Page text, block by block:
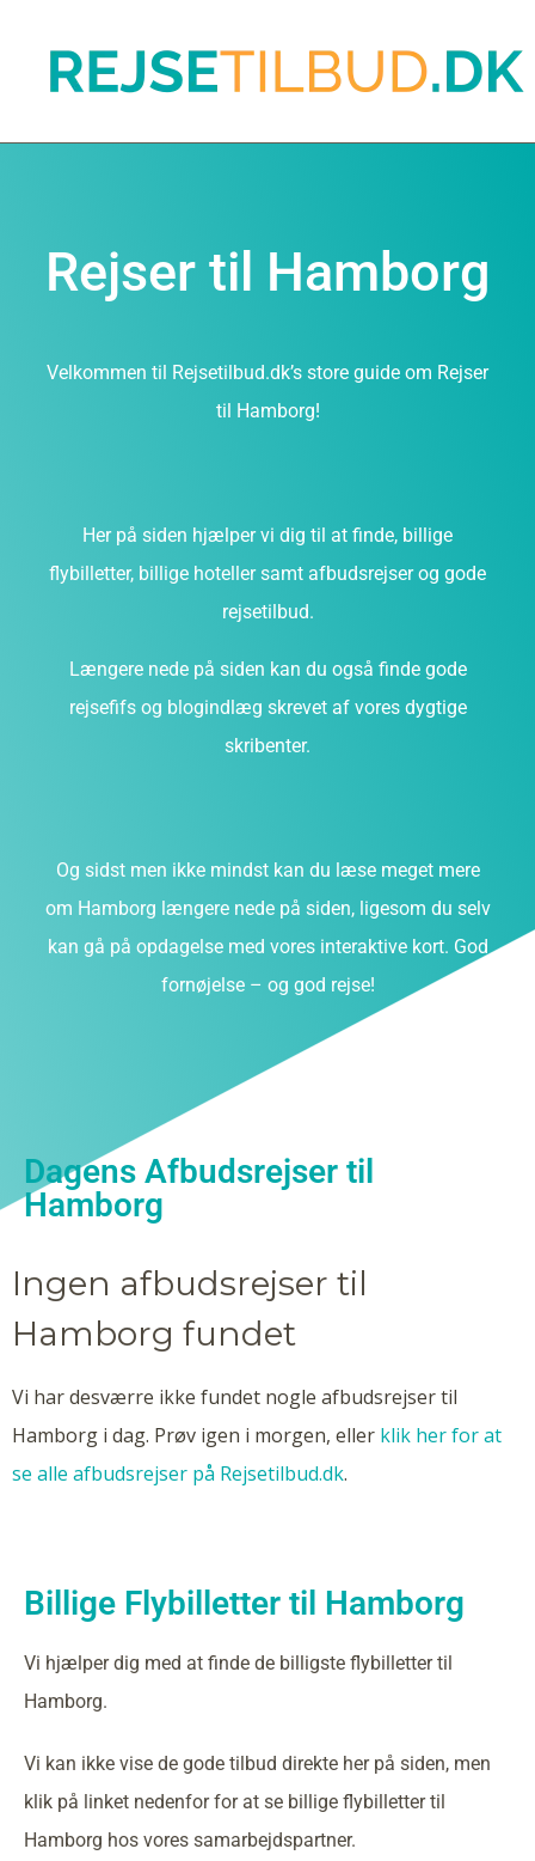
Rejser til Hamborg
Velkommen til Rejsetilbud.dk’s store guide om Rejser
til Hamborg!
Her på siden hjælper vi dig til at finde, billige
flybilletter, billige hoteller samt afbudsrejser og gode
rejsetilbud.
Længere nede på siden kan du også finde gode
rejsefifs og blogindlæg skrevet af vores dygtige
skribenter.
Og sidst men ikke mindst kan du læse meget mere
om Hamborg længere nede på siden, ligesom du selv
kan gå på opdagelse med vores interaktive kort. God
fornøjelse – og god rejse!
Dagens Afbudsrejser til
Hamborg
Ingen afbudsrejser til
Hamborg fundet
Vi har desværre ikke fundet nogle afbudsrejser til
Hamborg i dag. Prøv igen i morgen, eller klik her for at
se alle afbudsrejser på Rejsetilbud.dk.
Billige Flybilletter til Hamborg
Vi hjælper dig med at finde de billigste flybilletter til
Hamborg.
Vi kan ikke vise de gode tilbud direkte her på siden, men
klik på linket nedenfor for at se billige flybilletter til
Hamborg hos vores samarbejdspartner.